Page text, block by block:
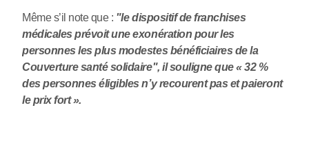
Même s’il note que : "le dispositif de franchises
médicales prévoit une exonération pour les
personnes les plus modestes bénéficiaires de la
Couverture santé solidaire", il souligne que « 32 %
des personnes éligibles n’y recourent pas et paieront
le prix fort ».